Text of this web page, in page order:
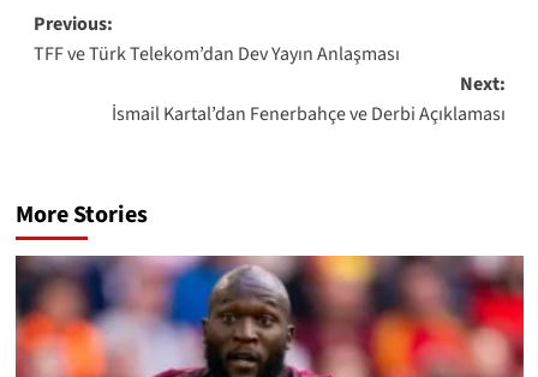
Post
navigation
Previous:
TFF ve Türk Telekom’dan Dev Yayın Anlaşması
Next:
İsmail Kartal’dan Fenerbahçe ve Derbi Açıklaması
More Stories